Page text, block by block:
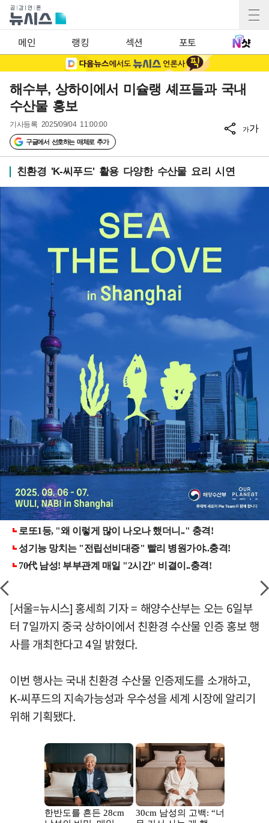
메인 랭킹 섹션 포토
해수부, 상하이에서 미슐랭 셰프들과 국내
수산물 홍보
기사등록 2025/09/04 11:00:00
구글에서 선호하는 매체로 추가
가가
친환경 'K-씨푸드' 활용 다양한 수산물 요리 시연
[서울=뉴시스] 홍세희 기자 = 해양수산부는 오는 6일부
터 7일까지 중국 상하이에서 친환경 수산물 인증 홍보 행
사를 개최한다고 4일 밝혔다.
이번 행사는 국내 친환경 수산물 인증제도를 소개하고,
K-씨푸드의 지속가능성과 우수성을 세계 시장에 알리기
위해 기획됐다.